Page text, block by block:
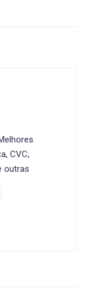
CVC,
outras